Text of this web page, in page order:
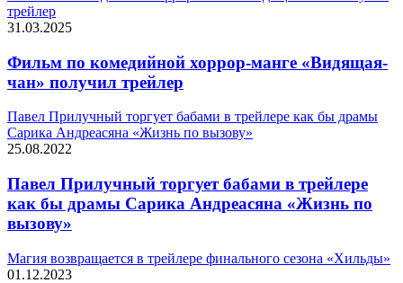
трейлер
31.03.2025
Фильм по комедийной хоррор-манге «Видящая-
чан» получил трейлер
Павел Прилучный торгует бабами в трейлере как бы драмы
Сарика Андреасяна «Жизнь по вызову»
25.08.2022
Павел Прилучный торгует бабами в трейлере
как бы драмы Сарика Андреасяна «Жизнь по
вызову»
Магия возвращается в трейлере финального сезона «Хильды»
01.12.2023